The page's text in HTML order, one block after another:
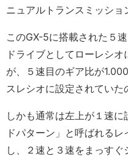
ニュアルトランスミッショ
このGX-5に搭載された５
ドライブとしてローレシ
が、５速目のギア比が
スレシオに設定されていた
しかも通常は左上が１速
ドパターン」と呼ばれる
し、２速と３速をまっす